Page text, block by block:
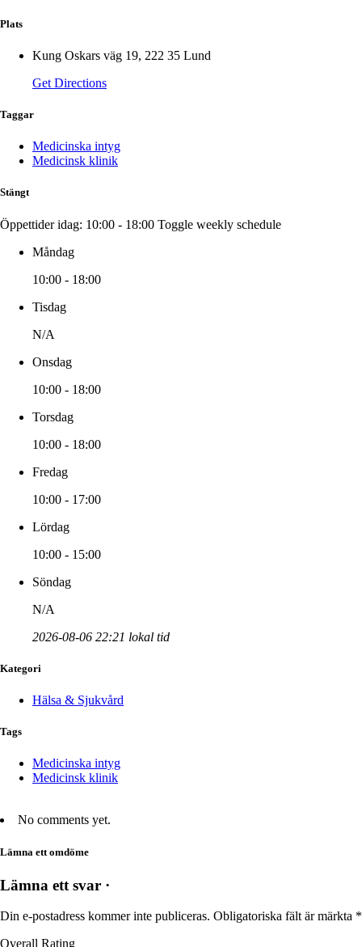
Plats
Kung Oskars väg 19, 222 35 Lund
Get Directions
Taggar
Medicinska intyg
Medicinsk klinik
Stängt
Öppettider idag: 10:00 - 18:00 Toggle weekly schedule
Måndag
10:00 - 18:00
Tisdag
N/A
Onsdag
10:00 - 18:00
Torsdag
10:00 - 18:00
Fredag
10:00 - 17:00
Lördag
10:00 - 15:00
Söndag
N/A
2026-08-06 22:21 lokal tid
Kategori
Hälsa & Sjukvård
Tags
Medicinska intyg
Medicinsk klinik
No comments yet.
Lämna ett omdöme
Lämna ett svar ·
Din e-postadress kommer inte publiceras. Obligatoriska fält är märkta *
Overall Rating